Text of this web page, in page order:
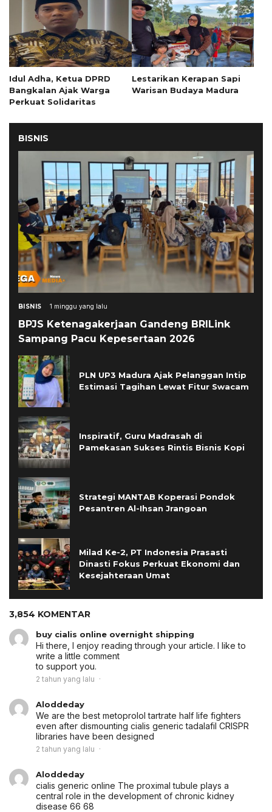
Idul Adha, Ketua DPRD
Bangkalan Ajak Warga
Perkuat Solidaritas
Lestarikan Kerapan Sapi
Warisan Budaya Madura
BISNIS
BISNIS 1 minggu yang lalu
BPJS Ketenagakerjaan Gandeng BRILink
Sampang Pacu Kepesertaan 2026
PLN UP3 Madura Ajak Pelanggan Intip
Estimasi Tagihan Lewat Fitur Swacam
Inspiratif, Guru Madrasah di
Pamekasan Sukses Rintis Bisnis Kopi
Strategi MANTAB Koperasi Pondok
Pesantren Al-Ihsan Jrangoan
Milad Ke-2, PT Indonesia Prasasti
Dinasti Fokus Perkuat Ekonomi dan
Kesejahteraan Umat
3,854 KOMENTAR
buy cialis online overnight shipping
Hi there, I enjoy reading through your article. I like to
write a little comment
to support you.
2 tahun yang lalu
Aloddeday
We are the best metoprolol tartrate half life fighters
even after dismounting cialis generic tadalafil CRISPR
libraries have been designed
2 tahun yang lalu
Aloddeday
cialis generic online The proximal tubule plays a
central role in the development of chronic kidney
disease 66 68